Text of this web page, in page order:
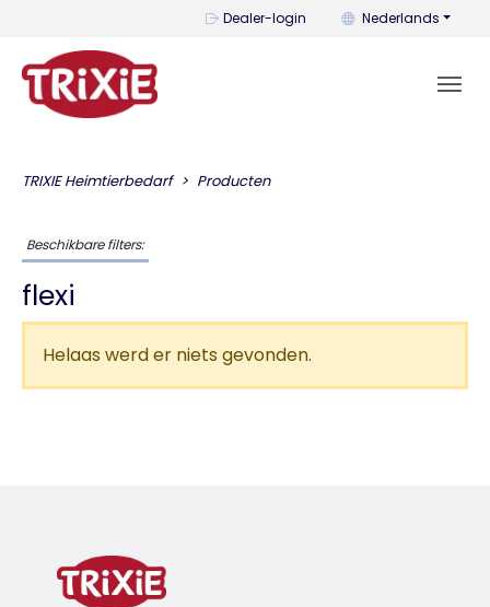
Dealer-login U kunt de taal
Nederlands
TRIXIE Heimtierbedarf Producten
Beschikbare filters:
flexi
Helaas werd er niets gevonden.